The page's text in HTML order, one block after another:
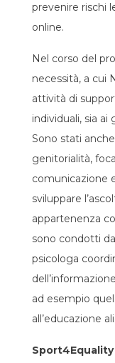
prevenire rischi
online.
Nel corso del
necessità, a cui
attività di
individuali, sia
Sono stati
genitorialità,
comunicazione
sviluppare
appartenenza
sono condotti
psicologa
ad esempio
all’educazione
Sport4Equality